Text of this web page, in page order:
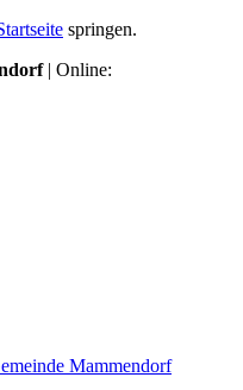
springen.
| Online: